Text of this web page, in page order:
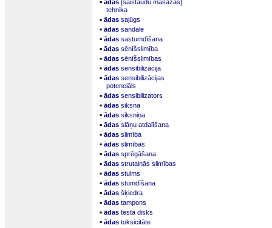
ādas [saistaudu masāžas]
tehnika
▪ ādas sajūgs
▪ ādas sandale
▪ ādas sastumdīšana
▪ ādas sēnīšslimība
▪ ādas sēnīšslimības
▪ ādas sensibilizācija
▪ ādas sensibilizācijas
potenciāls
▪ ādas sensibilizators
▪ ādas siksna
▪ ādas siksniņa
▪ ādas slāņu atdalīšana
▪ ādas slimība
▪ ādas slimības
▪ ādas sprēgāšana
▪ ādas strutainās slimības
▪ ādas stulms
▪ ādas stumdīšana
▪ ādas šķiedra
▪ ādas tampons
▪ ādas testa disks
▪ ādas toksicitāte